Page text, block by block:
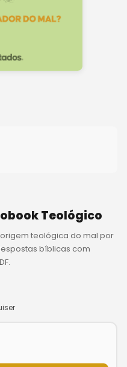
Teológico
teológica do mal por
bíblicas com